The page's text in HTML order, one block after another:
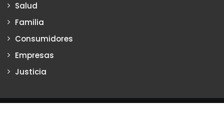
Salud
Familia
Consumidores
Empresas
Justicia